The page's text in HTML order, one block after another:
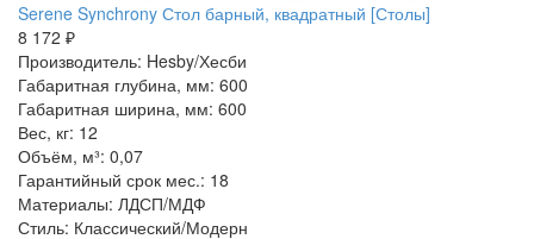
Serene Synchrony Стол барный, квадратный [Столы]
8 172 ₽
Производитель: Hesby/Хесби
Габаритная глубина, мм: 600
Габаритная ширина, мм: 600
Вес, кг: 12
Объём, м³: 0,07
Гарантийный срок мес.: 18
Материалы: ЛДСП/МДФ
Стиль: Классический/Модерн